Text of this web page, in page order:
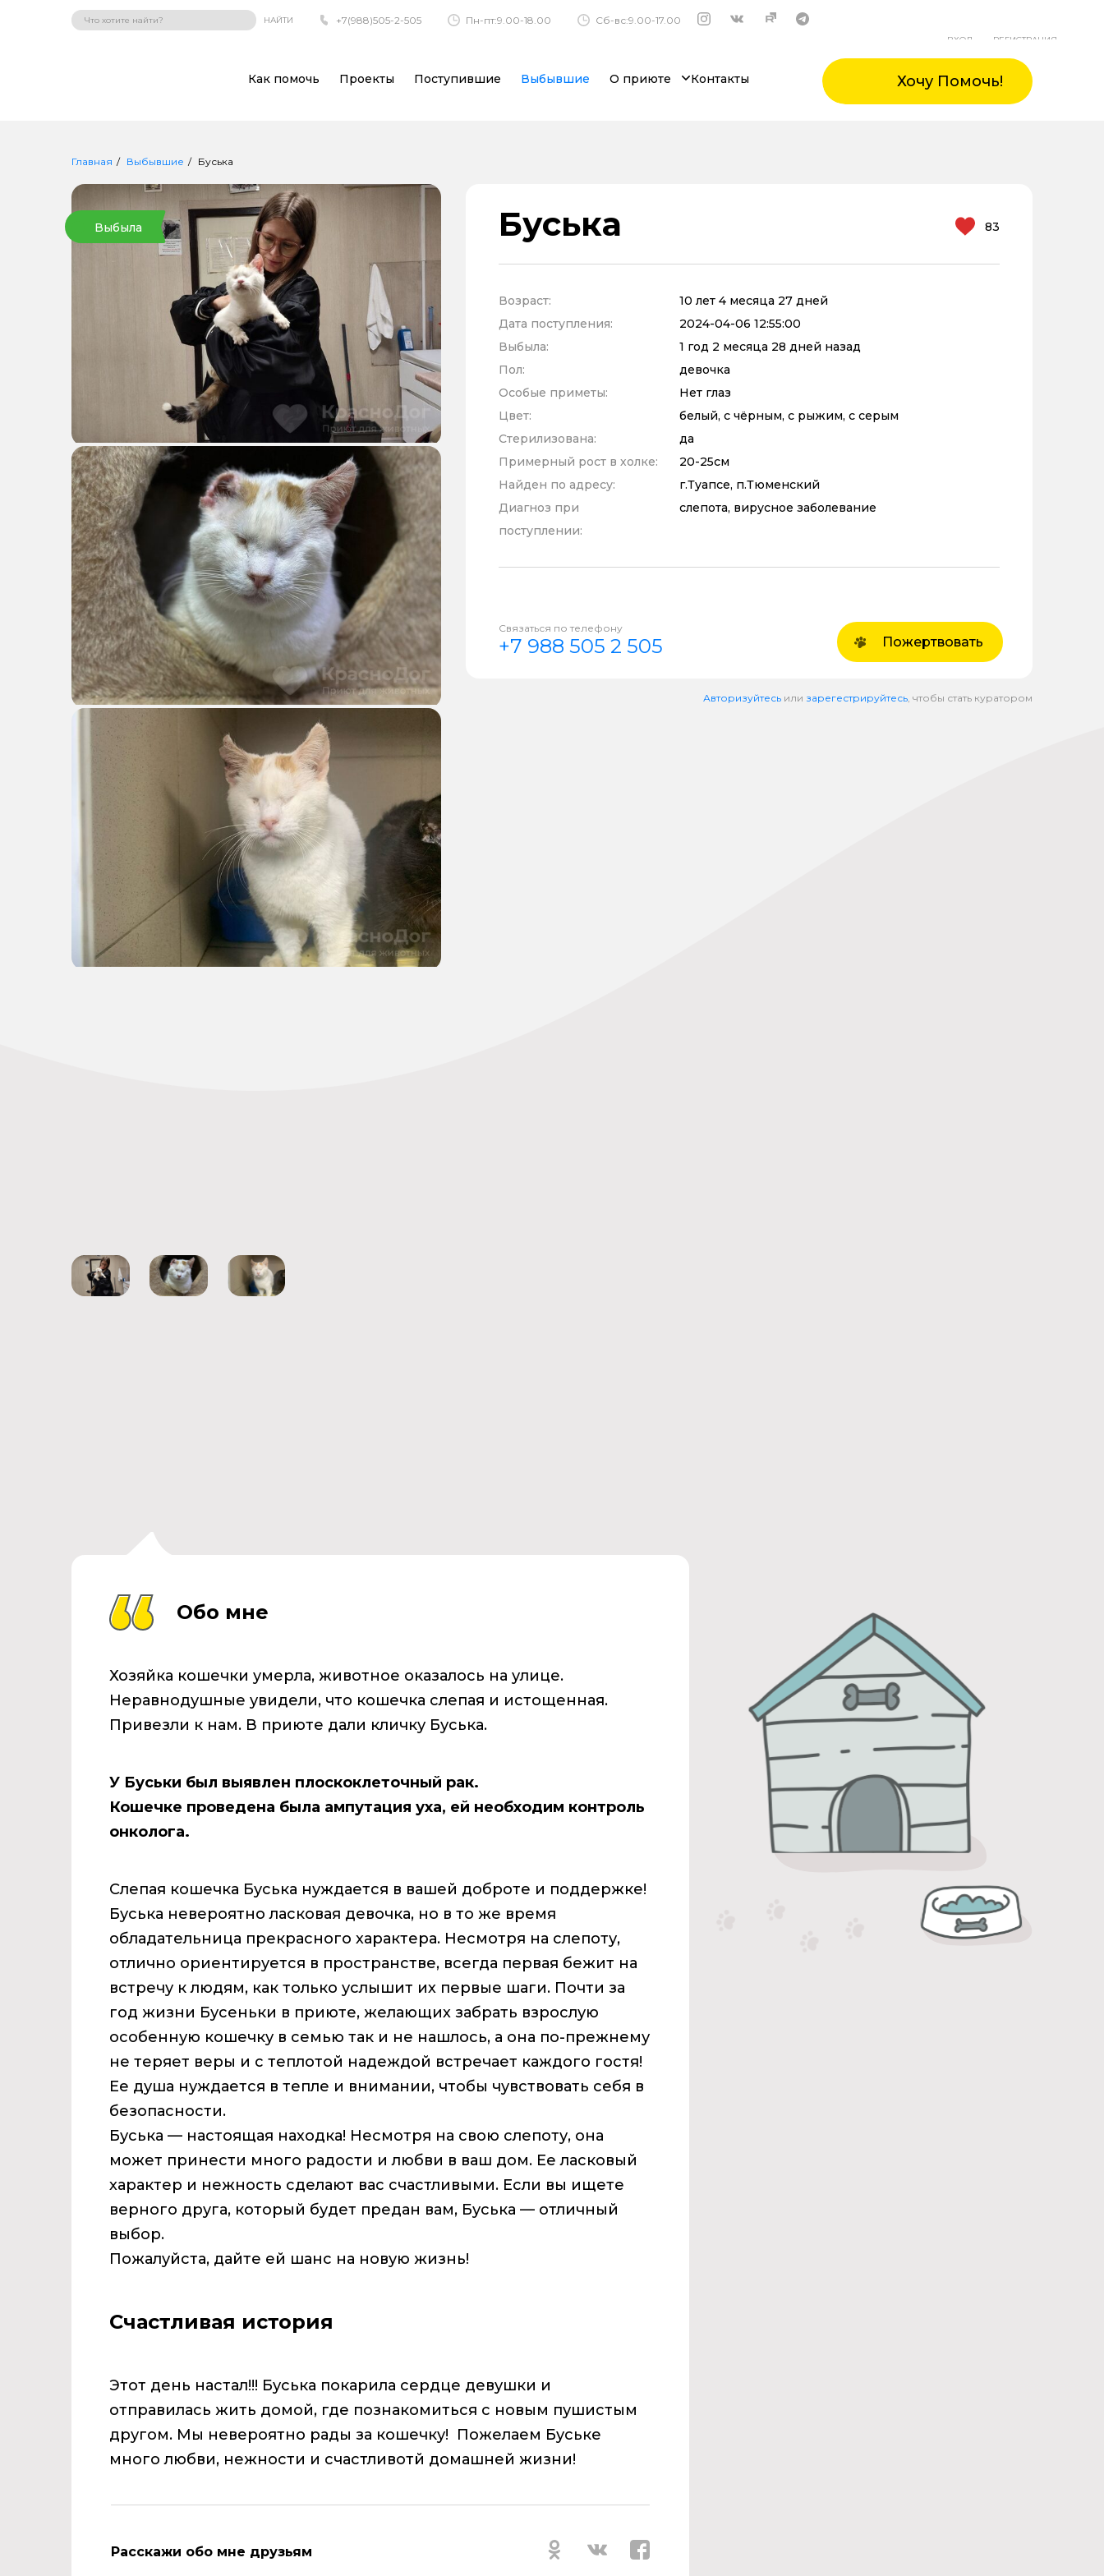
НАЙТИ +7(988)505-2-505 Пн-пт:9.00-18.00 Сб-вс:9.00-17.00
ВХОД РЕГИСТРАЦИЯ
Как помочь Проекты Поступившие Выбывшие О приюте Контакты Хочу Помочь!
Главная Выбывшие Буська
Выбыла Буська 83
Возраст:
10 лет 4 месяца 27 дней
Дата поступления:
2024-04-06 12:55:00
Выбыла:
1 год 2 месяца 28 дней назад
Пол:
девочка
Особые приметы:
Нет глаз
Цвет:
белый, с чёрным, с рыжим, с серым
Стерилизована:
да
Примерный рост в холке:
20-25см
Найден по адресу:
г.Туапсе, п.Тюменский
Диагноз при
поступлении:
слепота, вирусное заболевание
Связаться по телефону
+7 988 505 2 505 Пожертвовать
Авторизуйтесь или зарегестрируйтесь , чтобы стать куратором
Обо мне
Хозяйка кошечки умерла, животное оказалось на улице.
Неравнодушные увидели, что кошечка слепая и истощенная.
Привезли к нам. В приюте дали кличку Буська.
У Буськи был выявлен плоскоклеточный рак.
Кошечке проведена была ампутация уха, ей необходим контроль
онколога.
Слепая кошечка Буська нуждается в вашей доброте и поддержке!
Буська невероятно ласковая девочка, но в то же время
обладательница прекрасного характера. Несмотря на слепоту,
отлично ориентируется в пространстве, всегда первая бежит на
встречу к людям, как только услышит их первые шаги. Почти за
год жизни Бусеньки в приюте, желающих забрать взрослую
особенную кошечку в семью так и не нашлось, а она по-прежнему
не теряет веры и с теплотой надеждой встречает каждого гостя!
Ее душа нуждается в тепле и внимании, чтобы чувствовать себя в
безопасности.
Буська — настоящая находка! Несмотря на свою слепоту, она
может принести много радости и любви в ваш дом. Ее ласковый
характер и нежность сделают вас счастливыми. Если вы ищете
верного друга, который будет предан вам, Буська — отличный
выбор.
Пожалуйста, дайте ей шанс на новую жизнь!
Счастливая история
Этот день настал!!! Буська покарила сердце девушки и
отправилась жить домой, где познакомиться с новым пушистым
другом. Мы невероятно рады за кошечку! Пожелаем Буське
много любви, нежности и счастливотй домашней жизни!
Расскажи обо мне друзьям